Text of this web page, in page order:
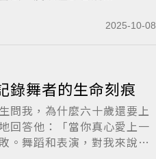
2025-10-08
錄舞者的生命刻痕
問我，為什麼六十歲還要上
回答他：「當你真心愛上一
。舞蹈和表演，對我來說